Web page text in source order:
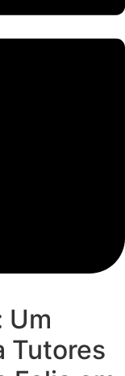
Um
Tutores